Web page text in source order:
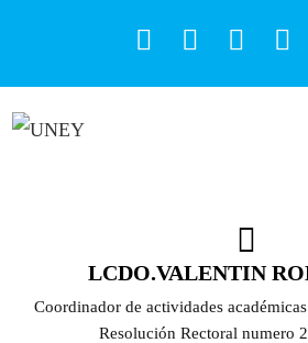
LCDO.VALENTIN
Coordinador de actividades
Resolución Rectoral numero